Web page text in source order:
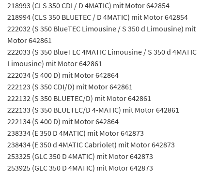
218993 (CLS 350 CDI / D 4MATIC) mit Motor 642854
218994 (CLS 350 BLUETEC / D 4MATIC) mit Motor 642854
222032 (S 350 BlueTEC Limousine / S 350 d Limousine) mit
Motor 642861
222033 (S 350 BlueTEC 4MATIC Limousine / S 350 d 4MATIC
Limousine) mit Motor 642861
222034 (S 400 D) mit Motor 642864
222123 (S 350 CDI/D) mit Motor 642861
222132 (S 350 BLUETEC/D) mit Motor 642861
222133 (S 350 BLUETEC/D 4-MATIC) mit Motor 642861
222134 (S 400 D) mit Motor 642864
238334 (E 350 D 4MATIC) mit Motor 642873
238434 (E 350 d 4MATIC Cabriolet) mit Motor 642873
253325 (GLC 350 D 4MATIC) mit Motor 642873
253925 (GLC 350 D 4MATIC) mit Motor 642873